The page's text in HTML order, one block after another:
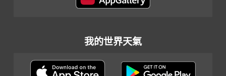
我的世界天氣